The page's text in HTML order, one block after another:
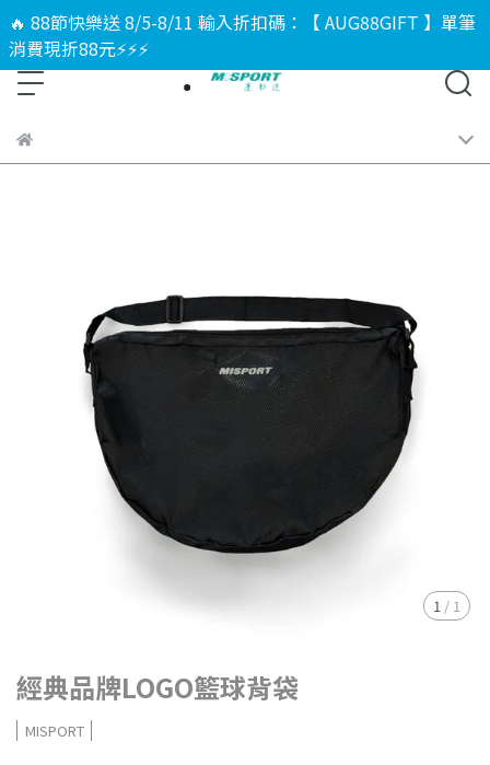
🔥 88節快樂送 8/5-8/11 輸入折扣碼：【 AUG88GIFT 】單筆
消費現折88元⚡⚡⚡
1 / 1
經典品牌LOGO籃球背袋
MISPORT